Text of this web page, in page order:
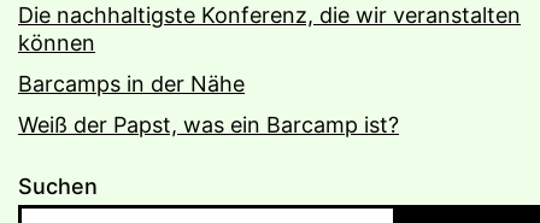
Die nachhaltigste Konferenz, die wir veranstalten
können
Barcamps in der Nähe
Weiß der Papst, was ein Barcamp ist?
Suchen